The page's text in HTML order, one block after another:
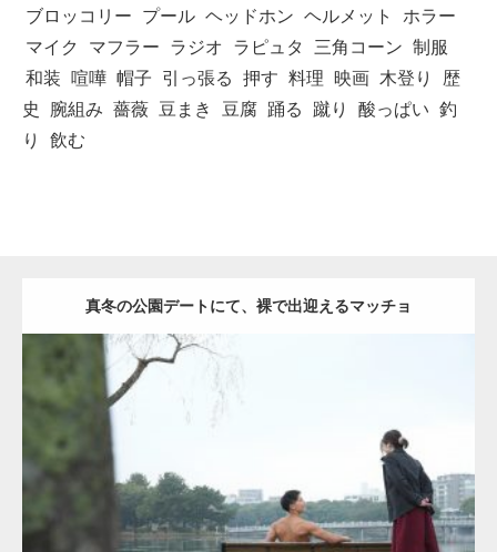
ブロッコリー
プール ヘッドホン ヘルメット
ホラー
マイク
マフラー ラジオ ラピュタ 三角コーン 制服
和装
喧嘩 帽子 引っ張る 押す 料理 映画 木登り
歴
史
腕組み 薔薇 豆まき 豆腐 踊る 蹴り 酸っぱい 釣
り
飲む
真冬の公園デートにて、裸で出迎えるマッチョ
公園のマッチョ AKIHITO(細マッチョ) 背中
ダウンロード